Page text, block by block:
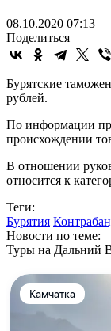
08.10.2020 07:13
Поделиться
Бурятские
рублей.
По информации
происхождении
В отношении
относится к
Теги:
Бурятия
Новости по теме:
Туры на Дальний